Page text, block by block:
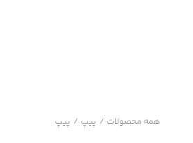
همه محصولات / پیپ / پیپ